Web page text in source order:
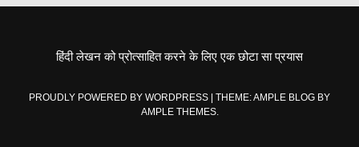
हिंदी लेखन को प्रोत्साहित करने के लिए एक छोटा सा प्रयास
PROUDLY POWERED BY WORDPRESS
THEME: AMPLE BLOG BY
AMPLE THEMES.